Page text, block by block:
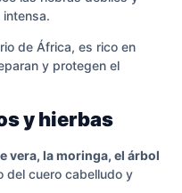
de África, es rico en
y protegen el
y hierbas
vera, la moringa, el árbol
del cuero cabelludo y